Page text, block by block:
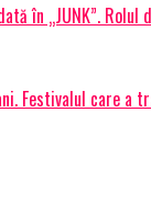
în „JUNK”.
Festivalul care